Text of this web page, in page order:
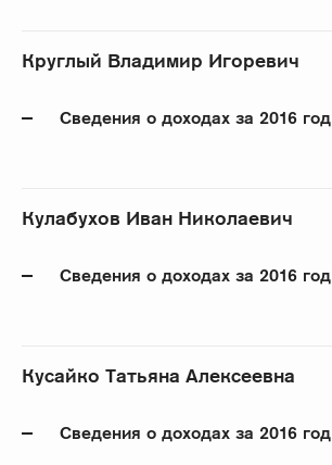
Круглый Владимир Игоревич
Сведения о доходах за 2016 год
Кулабухов Иван Николаевич
Сведения о доходах за 2016 год
Кусайко Татьяна Алексеевна
Сведения о доходах за 2016 год